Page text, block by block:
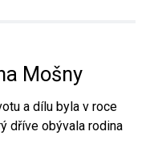
Mošny
a dílu byla v roce
dříve obývala rodina